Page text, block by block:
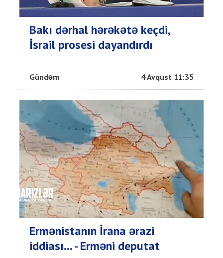
Bakı dərhal hərəkətə keçdi,
İsrail prosesi dayandırdı
Gündəm 4 Avqust 11:35
Ermənistanın İrana ərazi
iddiası... - Erməni deputat